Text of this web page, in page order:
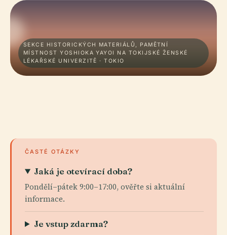
SEKCE HISTORICKÝCH MATERIÁLŮ, PAMĚTNÍ
MÍSTNOST YOSHIOKA YAYOI NA TOKIJSKÉ ŽENSKÉ
LÉKAŘSKÉ UNIVERZITĚ · TOKIO
ČASTÉ OTÁZKY
Jaká je otevírací doba?
Pondělí–pátek 9:00–17:00, ověřte si aktuální
informace.
Je vstup zdarma?